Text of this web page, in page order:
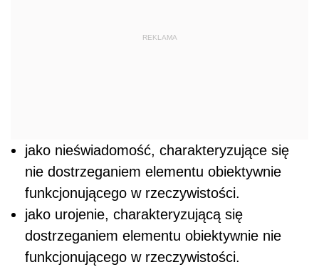
REKLAMA
jako nieświadomość, charakteryzujące się
nie dostrzeganiem elementu obiektywnie
funkcjonującego w rzeczywistości.
jako urojenie, charakteryzującą się
dostrzeganiem elementu obiektywnie nie
funkcjonującego w rzeczywistości.